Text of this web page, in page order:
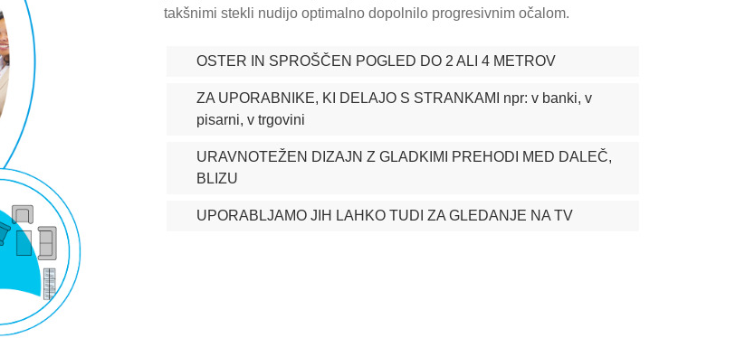
takšnimi stekli nudijo optimalno dopolnilo progresivnim očalom.
OSTER IN SPROŠČEN POGLED DO 2 ALI 4 METROV
ZA UPORABNIKE, KI DELAJO S STRANKAMI npr: v banki, v
pisarni, v trgovini
URAVNOTEŽEN DIZAJN Z GLADKIMI PREHODI MED DALEČ,
BLIZU
UPORABLJAMO JIH LAHKO TUDI ZA GLEDANJE NA TV